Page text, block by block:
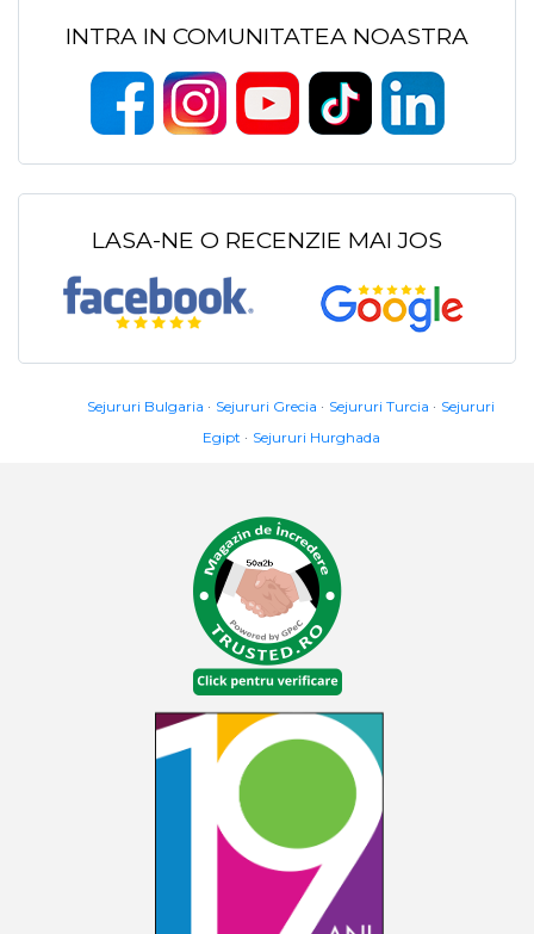
INTRA IN COMUNITATEA NOASTRA
LASA-NE O RECENZIE MAI JOS
Sejururi Bulgaria Sejururi Grecia Sejururi Turcia
Sejururi
Egipt
Sejururi Hurghada